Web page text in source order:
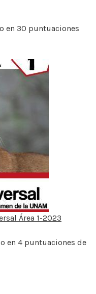
en 30 puntuaciones
Área 1-2023
en 4 puntuaciones de